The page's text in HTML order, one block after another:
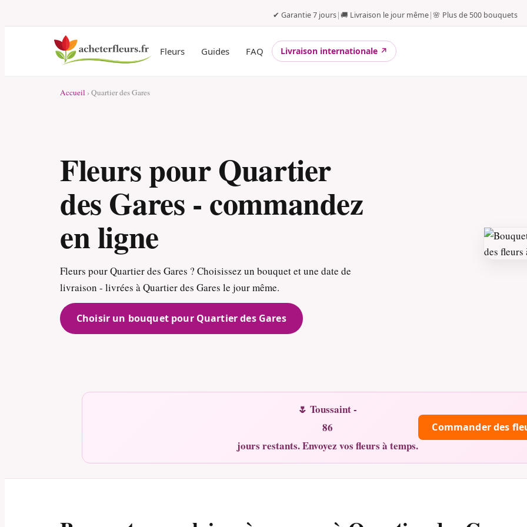
✔ Garantie 7 jours|🚚 Livraison le jour même|🌸 Plus de 500 bouquets
Fleurs Guides FAQ Livraison internationale ↗
Accueil › Quartier des Gares
Fleurs pour Quartier
des Gares - commandez
en ligne
Fleurs pour Quartier des Gares ? Choisissez un bouquet et une date de
livraison - livrées à Quartier des Gares le jour même.
Choisir un bouquet pour Quartier des Gares
🌷 Toussaint -
86
jours restants. Envoyez vos fleurs à temps.
Commander des